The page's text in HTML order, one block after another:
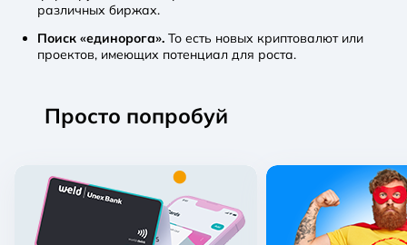
различных биржах.
Поиск «единорога». То есть новых криптовалют или
проектов, имеющих потенциал для роста.
Просто попробуй